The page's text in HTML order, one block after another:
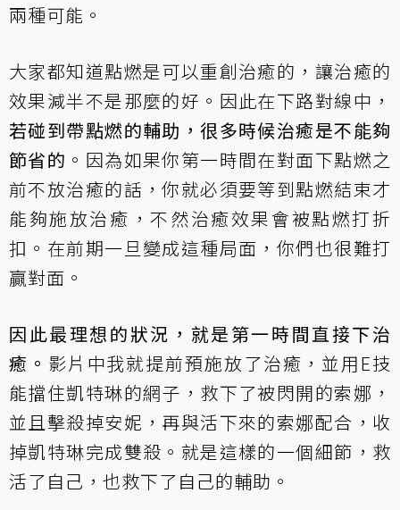
兩種可能。
大家都知道點燃是可以重創治癒的，讓治癒的
效果減半不是那麼的好。因此在下路對線中，
若碰到帶點燃的輔助，很多時候治癒是不能夠
節省的 。因為如果你第一時間在對面下點燃之
前不放治癒的話，你就必須要等到點燃結束才
能夠施放治癒，不然治癒效果會被點燃打折
扣。在前期一旦變成這種局面，你們也很難打
贏對面。
因此最理想的狀況，就是第一時間直接下治
癒。 影片中我就提前預施放了治癒，並用E技
能擋住凱特琳的網子，救下了被閃開的索娜，
並且擊殺掉安妮，再與活下來的索娜配合，收
掉凱特琳完成雙殺。就是這樣的一個細節，救
活了自己，也救下了自己的輔助。